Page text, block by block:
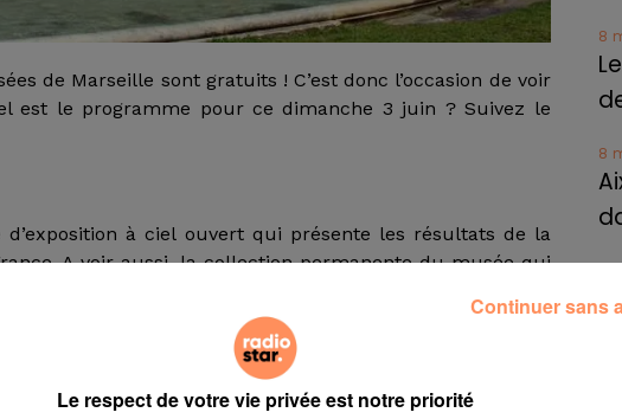
de Marseille sont gratuits ! C’est donc l’occasion de voir
est le programme pour ce dimanche 3 juin ? Suivez le
à ciel ouvert qui présente les résultats de la
A voir aussi, la collection permanente du musée qui
moment consacrée à mai 68 !
de l’artiste Marc Etienne, lauréat du Prix 2017 des
8
8
Le respect de votre vie privée est notre priorité
Continuer sans